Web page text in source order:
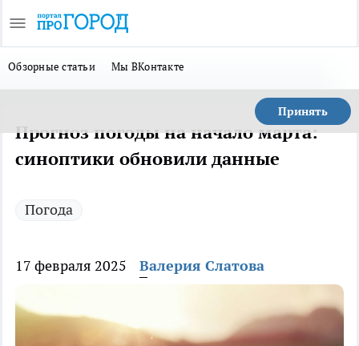
Обзорные статьи Мы ВКонтакте
Принять
Прогноз погоды на начало марта:
синоптики обновили данные
Погода
17 февраля 2025 Валерия Слатова